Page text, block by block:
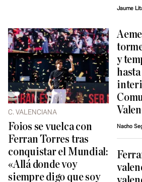
Jaume
C. VALENCIANA
Foios se vuelca con
Ferran Torres tras
conquistar el Mundial:
«Allá donde voy
siempre digo que soy
y
hasta
Nacho